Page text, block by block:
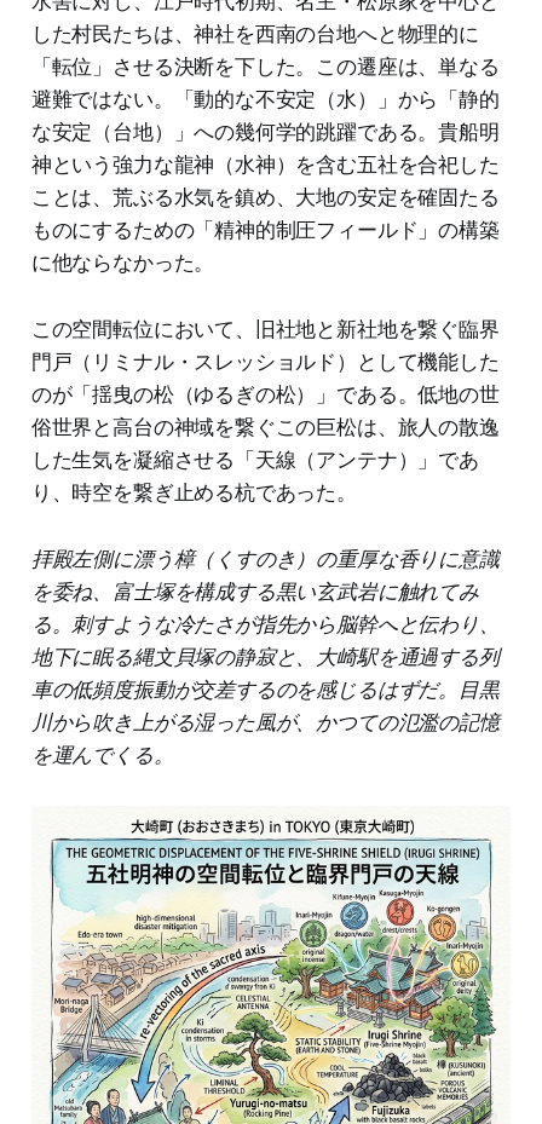
した村民たちは、神社を西南の台地へと物理的に
「転位」させる決断を下した。この遷座は、単なる
避難ではない。「動的な不安定（水）」から「静的
な安定（台地）」への幾何学的跳躍である。貴船明
神という強力な龍神（水神）を含む五社を合祀した
ことは、荒ぶる水気を鎮め、大地の安定を確固たる
ものにするための「精神的制圧フィールド」の構築
に他ならなかった。
この空間転位において、旧社地と新社地を繋ぐ臨界
門戸（リミナル・スレッショルド）として機能した
のが「揺曳の松（ゆるぎの松）」である。低地の世
俗世界と高台の神域を繋ぐこの巨松は、旅人の散逸
した生気を凝縮させる「天線（アンテナ）」であ
り、時空を繋ぎ止める杭であった。
拝殿左側に漂う樟（くすのき）の重厚な香りに意識
を委ね、富士塚を構成する黒い玄武岩に触れてみ
る。刺すような冷たさが指先から脳幹へと伝わり、
地下に眠る縄文貝塚の静寂と、大崎駅を通過する列
車の低頻度振動が交差するのを感じるはずだ。目黒
川から吹き上がる湿った風が、かつての氾濫の記憶
を運んでくる。